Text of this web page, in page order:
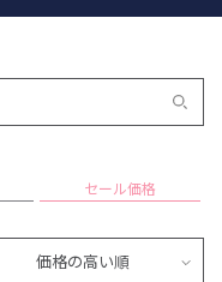
セール価格
価格の高い順